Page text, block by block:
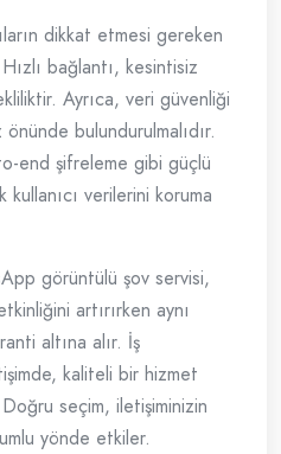
dikkat etmesi gereken
bağlantı, kesintisiz
Ayrıca, veri güvenliği
bulundurulmalıdır.
end şifreleme gibi güçlü
verilerini koruma
görüntülü şov servisi,
artırırken aynı
altına alır. İş
kaliteli bir hizmet
seçim, iletişiminizin
yönde etkiler.